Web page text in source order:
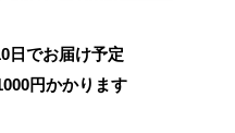
日でお届け予定
円かかります